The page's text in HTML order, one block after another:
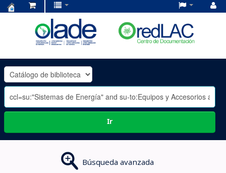
OLADE
-
Ir
Búsqueda avanzada